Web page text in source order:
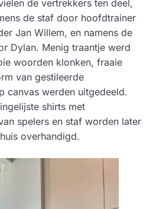
de vertrekkers ten deel,
de staf door hoofdtrainer
Jan Willem, en namens de
Dylan. Menig traantje werd
woorden klonken, fraaie
van gestileerde
canvas werden uitgedeeld.
shirts met
spelers en staf worden later
overhandigd.